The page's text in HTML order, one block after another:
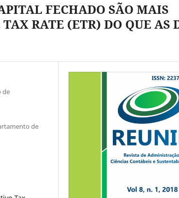
FECHADO SÃO MAIS
RATE (ETR) DO QUE AS
de
de